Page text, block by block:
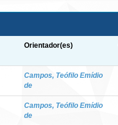
Orientador(es)
Campos, Teófilo Emídio
de
Campos, Teófilo Emídio
de